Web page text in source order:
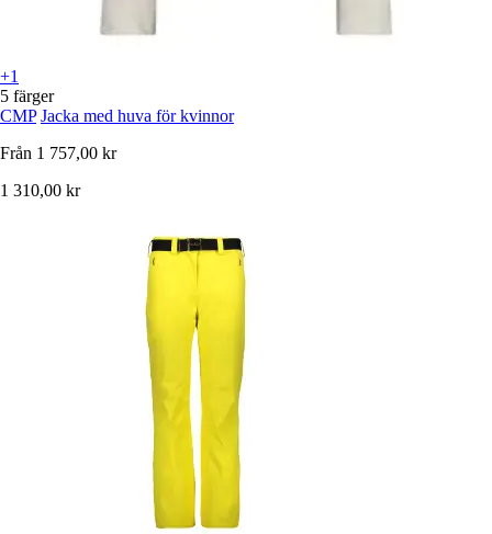
+1
5 färger
CMP Jacka med huva för kvinnor
Från 1 757,00 kr
1 310,00 kr